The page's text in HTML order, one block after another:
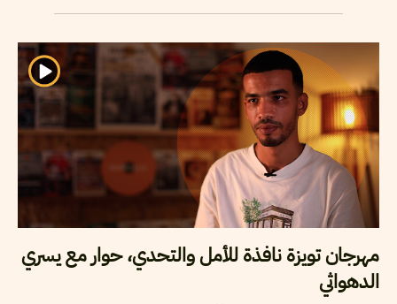
مهرجان تويزة نافذة للأمل والتحدي، حوار مع يسري
الدهواثي